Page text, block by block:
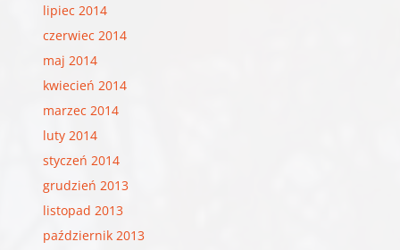
lipiec 2014
czerwiec 2014
maj 2014
kwiecień 2014
marzec 2014
luty 2014
styczeń 2014
grudzień 2013
listopad 2013
październik 2013